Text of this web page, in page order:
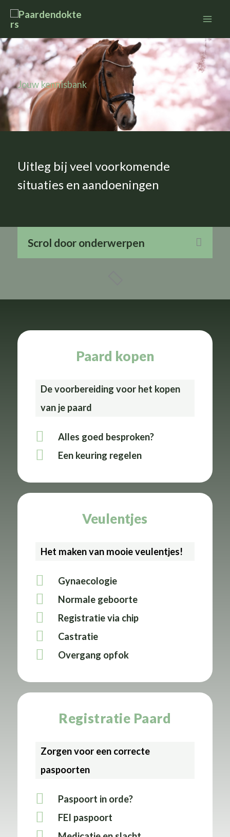
Ga
naar
de
inhoud
Jouw kennisbank
Uitleg bij veel voorkomende
situaties en aandoeningen
Scrol door onderwerpen
Paard kopen
De voorbereiding voor het kopen
van je paard
Alles goed besproken?
Een keuring regelen
Veulentjes
Het maken van mooie veulentjes!
Gynaecologie
Normale geboorte
Registratie via chip
Castratie
Overgang opfok
Registratie Paard
Zorgen voor een correcte
paspoorten
Paspoort in orde?
FEI paspoort